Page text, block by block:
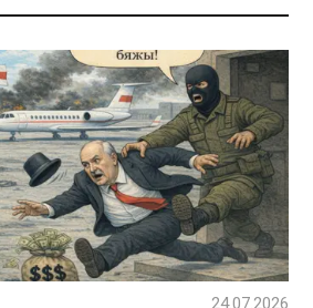
24.07.2026